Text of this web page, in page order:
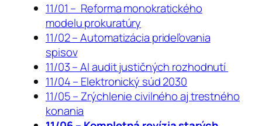
11/01 – Reforma monokratického
modelu prokuratúry
11/02 – Automatizácia prideľovania
spisov
11/03 – AI audit justičných rozhodnutí
11/04 – Elektronický súd 2030
11/05 – Zrýchlenie civilného aj trestného
konania